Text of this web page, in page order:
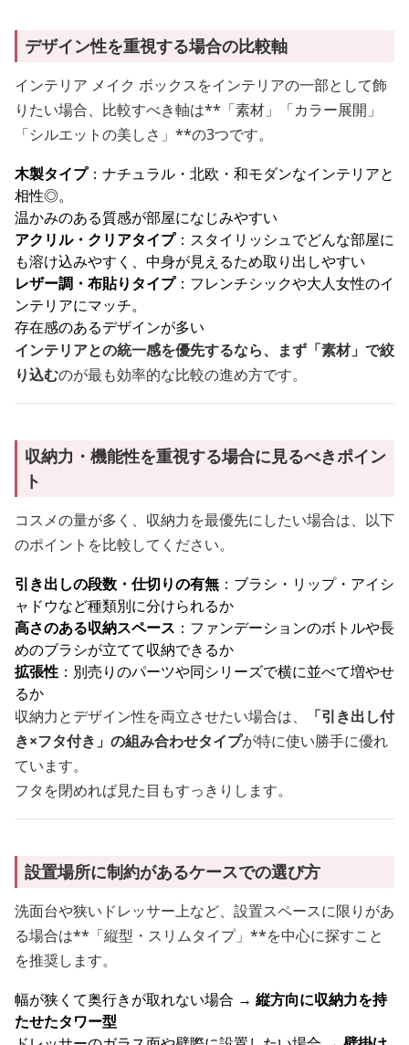
デザイン性を重視する場合の比較軸
インテリア メイク ボックスをインテリアの一部として飾
りたい場合、比較すべき軸は**「素材」「カラー展開」
「シルエットの美しさ」**の3つです。
木製タイプ：ナチュラル・北欧・和モダンなインテリアと
相性◎。
温かみのある質感が部屋になじみやすい
アクリル・クリアタイプ：スタイリッシュでどんな部屋に
も溶け込みやすく、中身が見えるため取り出しやすい
レザー調・布貼りタイプ：フレンチシックや大人女性のイ
ンテリアにマッチ。
存在感のあるデザインが多い
インテリアとの統一感を優先するなら、まず「素材」で絞
り込むのが最も効率的な比較の進め方です。
収納力・機能性を重視する場合に見るべきポイン
ト
コスメの量が多く、収納力を最優先にしたい場合は、以下
のポイントを比較してください。
引き出しの段数・仕切りの有無 ：ブラシ・リップ・アイシ
ャドウなど種類別に分けられるか
高さのある収納スペース ：ファンデーションのボトルや長
めのブラシが立てて収納できるか
拡張性 ：別売りのパーツや同シリーズで横に並べて増やせ
るか
収納力とデザイン性を両立させたい場合は、
「引き出し付
き×フタ付き」の組み合わせタイプが特に使い勝手に優れ
ています。
フタを閉めれば見た目もすっきりします。
設置場所に制約があるケースでの選び方
洗面台や狭いドレッサー上など、設置スペースに限りがあ
る場合は**「縦型・スリムタイプ」**を中心に探すこと
を推奨します。
幅が狭くて奥行きが取れない場合 → 縦方向に収納力を持
たせたタワー型